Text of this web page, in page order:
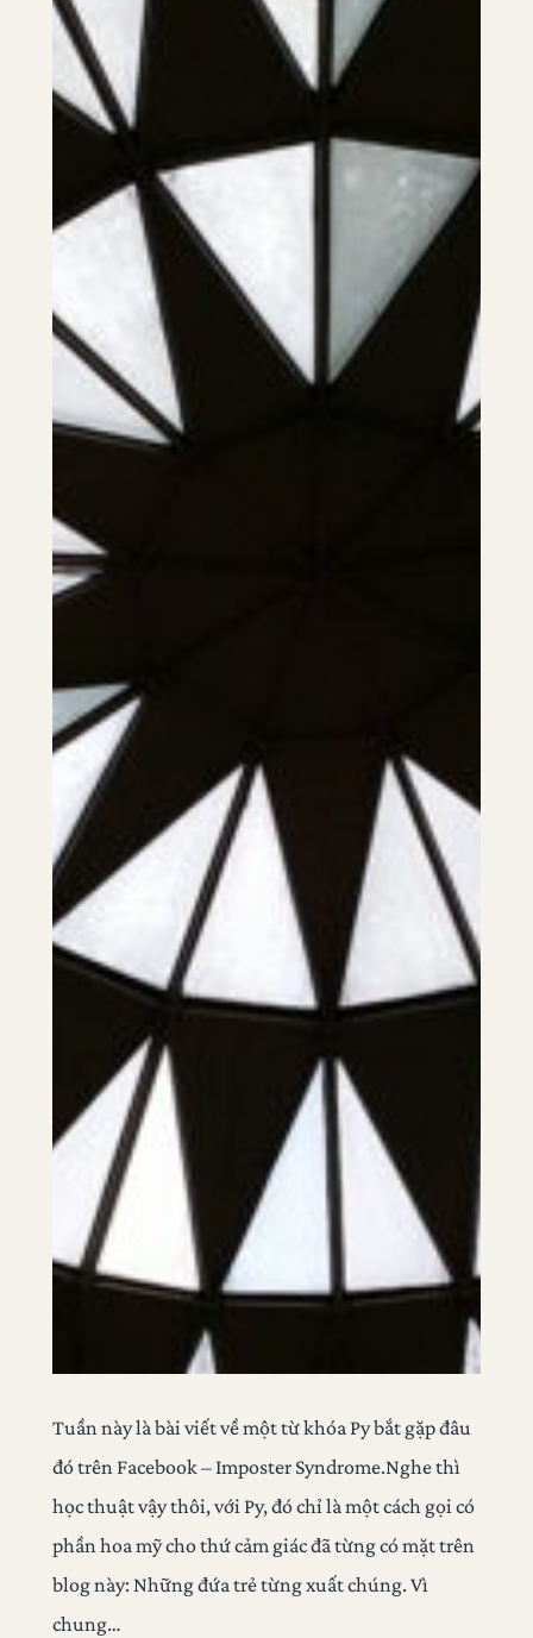
Tuần này là bài viết về một từ khóa Py bắt gặp đâu
đó trên Facebook – Imposter Syndrome.Nghe thì
học thuật vậy thôi, với Py, đó chỉ là một cách gọi có
phần hoa mỹ cho thứ cảm giác đã từng có mặt trên
blog này: Những đứa trẻ từng xuất chúng. Vì
chung…